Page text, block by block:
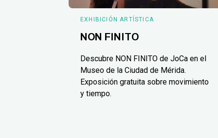
EXHIBICIÓN ARTÍSTICA
NON FINITO
Descubre NON FINITO de JoCa en el
Museo de la Ciudad de Mérida.
Exposición gratuita sobre movimiento
y tiempo.